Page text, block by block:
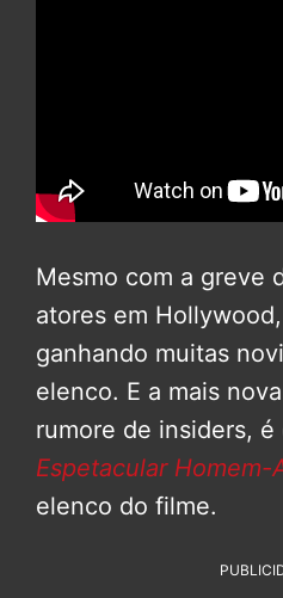
Mesmo com a greve
atores em
ganhando muitas
elenco. E a mais
rumore de insiders,
Espetacular Homem-
elenco do filme.